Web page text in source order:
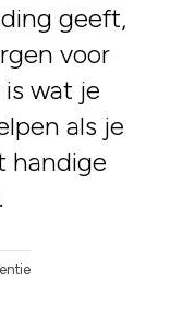
geeft,
voor
wat je
als je
handige